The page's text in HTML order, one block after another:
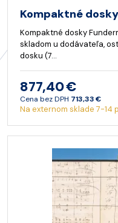
Kompaktné
Kompaktné dosky
skladom u dodávateľa,
dosku (7…
877,40 €
Cena bez DPH 713,33 €
Na externom sklade 7-14